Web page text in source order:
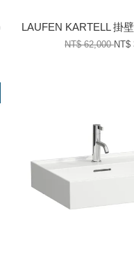
LAUFEN KARTELL 掛
NT$ 62,000NT$